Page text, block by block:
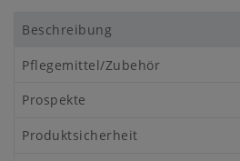
Beschreibung
Pflegemittel/Zubehör
Prospekte
Produktsicherheit